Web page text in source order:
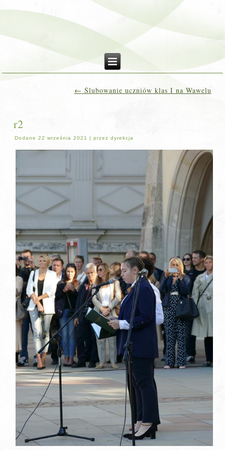
← Ślubowanie uczniów klas I na Wawelu
r2
Dodane 22 września 2021 |przez dyrekcja